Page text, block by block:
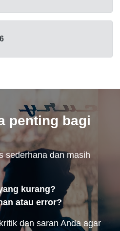
penting bagi
sederhana dan masih
kurang?
atau error?
dan saran Anda agar